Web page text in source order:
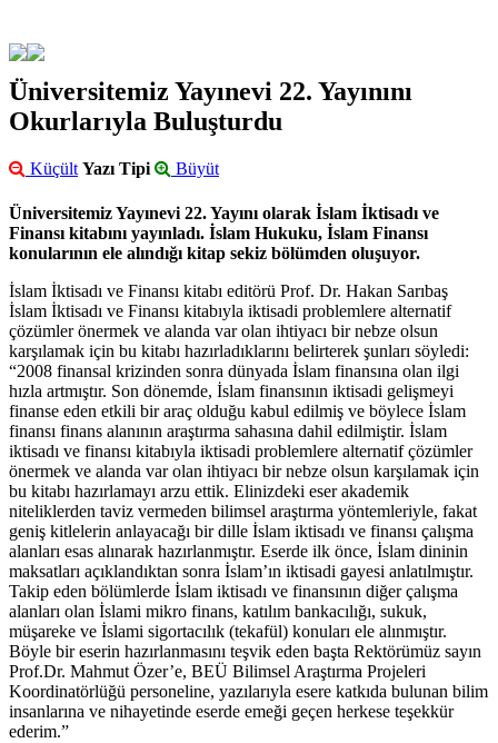
Üniversitemiz Yayınevi 22. Yayınını
Okurlarıyla Buluşturdu
Küçült Yazı Tipi Büyüt
Üniversitemiz Yayınevi 22. Yayını olarak İslam İktisadı ve
Finansı kitabını yayınladı. İslam Hukuku, İslam Finansı
konularının ele alındığı kitap sekiz bölümden oluşuyor.
İslam İktisadı ve Finansı kitabı editörü Prof. Dr. Hakan Sarıbaş
İslam İktisadı ve Finansı kitabıyla iktisadi problemlere alternatif
çözümler önermek ve alanda var olan ihtiyacı bir nebze olsun
karşılamak için bu kitabı hazırladıklarını belirterek şunları söyledi:
“2008 finansal krizinden sonra dünyada İslam finansına olan ilgi
hızla artmıştır. Son dönemde, İslam finansının iktisadi gelişmeyi
finanse eden etkili bir araç olduğu kabul edilmiş ve böylece İslam
finansı finans alanının araştırma sahasına dahil edilmiştir. İslam
iktisadı ve finansı kitabıyla iktisadi problemlere alternatif çözümler
önermek ve alanda var olan ihtiyacı bir nebze olsun karşılamak için
bu kitabı hazırlamayı arzu ettik. Elinizdeki eser akademik
niteliklerden taviz vermeden bilimsel araştırma yöntemleriyle, fakat
geniş kitlelerin anlayacağı bir dille İslam iktisadı ve finansı çalışma
alanları esas alınarak hazırlanmıştır. Eserde ilk önce, İslam dininin
maksatları açıklandıktan sonra İslam’ın iktisadi gayesi anlatılmıştır.
Takip eden bölümlerde İslam iktisadı ve finansının diğer çalışma
alanları olan İslami mikro finans, katılım bankacılığı, sukuk,
müşareke ve İslami sigortacılık (tekafül) konuları ele alınmıştır.
Böyle bir eserin hazırlanmasını teşvik eden başta Rektörümüz sayın
Prof.Dr. Mahmut Özer’e, BEÜ Bilimsel Araştırma Projeleri
Koordinatörlüğü personeline, yazılarıyla esere katkıda bulunan bilim
insanlarına ve nihayetinde eserde emeği geçen herkese teşekkür
ederim.”